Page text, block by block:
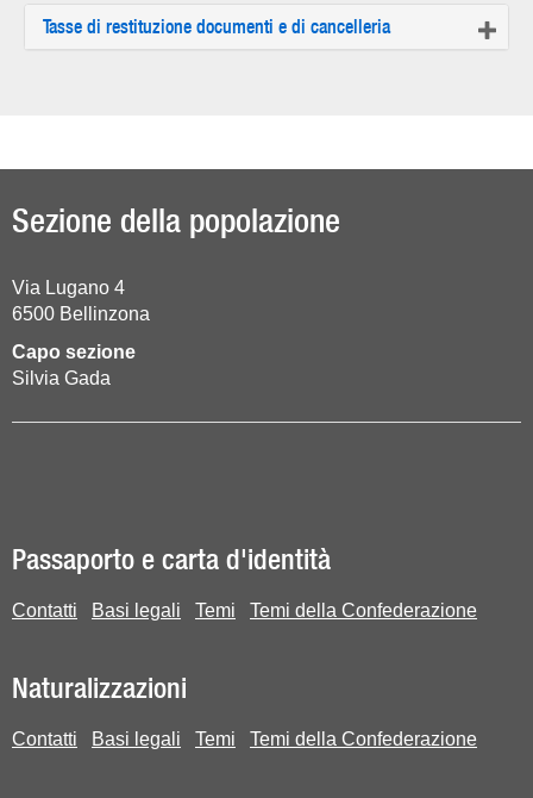
Tasse di restituzione documenti e di cancelleria
Sezione della popolazione
Via Lugano 4
6500 Bellinzona
Capo sezione
Silvia Gada
Passaporto e carta d'identità
Contatti Basi legali Temi Temi della Confederazione
Naturalizzazioni
Contatti Basi legali Temi Temi della Confederazione